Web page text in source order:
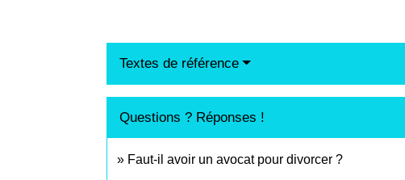
Textes de référence
Questions ? Réponses !
Faut-il avoir un avocat pour divorcer ?